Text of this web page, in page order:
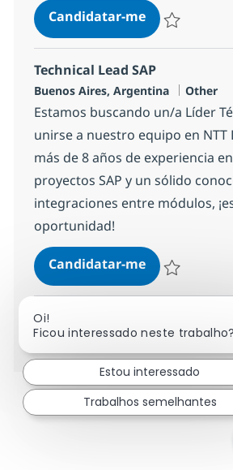
Candidatar-meConsultor/a
Technical Lead SAP
Localização
Buenos Aires, Argentina Categoria
Other
Estamos buscando un/a Líder
unirse a nuestro equipo en NTT
más de 8 años de experiencia
proyectos SAP y un sólido
integraciones entre módulos,
oportunidad!
Candidatar-meTechnical
Ver mais
Oi!
Ficou interessado neste trabalho?
Estou interessado
Trabalhos semelhantes